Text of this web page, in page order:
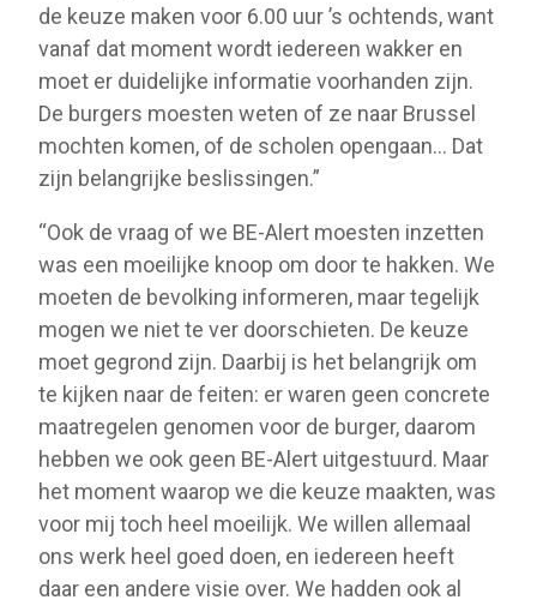
de keuze maken voor 6.00 uur ’s ochtends, want
vanaf dat moment wordt iedereen wakker en
moet er duidelijke informatie voorhanden zijn.
De burgers moesten weten of ze naar Brussel
mochten komen, of de scholen opengaan... Dat
zijn belangrijke beslissingen.”
“Ook de vraag of we BE-Alert moesten inzetten
was een moeilijke knoop om door te hakken. We
moeten de bevolking informeren, maar tegelijk
mogen we niet te ver doorschieten. De keuze
moet gegrond zijn. Daarbij is het belangrijk om
te kijken naar de feiten: er waren geen concrete
maatregelen genomen voor de burger, daarom
hebben we ook geen BE-Alert uitgestuurd. Maar
het moment waarop we die keuze maakten, was
voor mij toch heel moeilijk. We willen allemaal
ons werk heel goed doen, en iedereen heeft
daar een andere visie over. We hadden ook al